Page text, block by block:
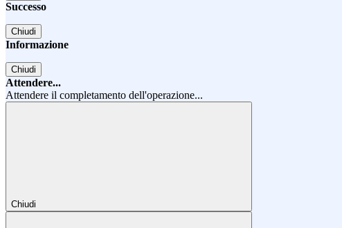
Successo
Chiudi
Informazione
Chiudi
Attendere...
Attendere il completamento dell'operazione...
Chiudi